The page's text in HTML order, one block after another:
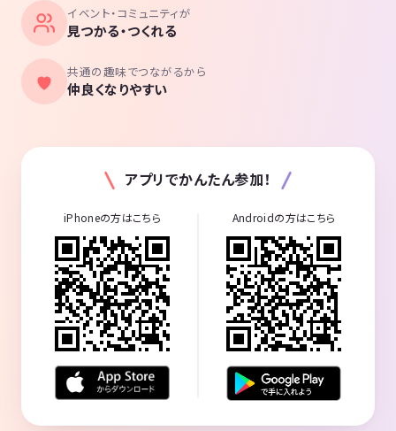
イベント・コミュニティが
見つかる・つくれる
共通の趣味でつながるから
仲良くなりやすい
アプリでかんたん参加！
iPhoneの方はこちら Androidの方はこちら